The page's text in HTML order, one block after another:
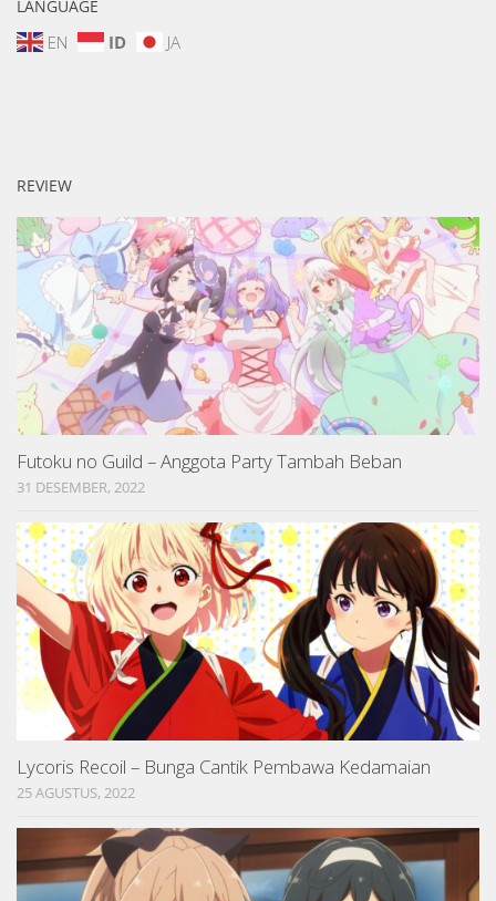
LANGUAGE
EN ID JA
REVIEW
Futoku no Guild – Anggota Party Tambah Beban
31 DESEMBER, 2022
Lycoris Recoil – Bunga Cantik Pembawa Kedamaian
25 AGUSTUS, 2022